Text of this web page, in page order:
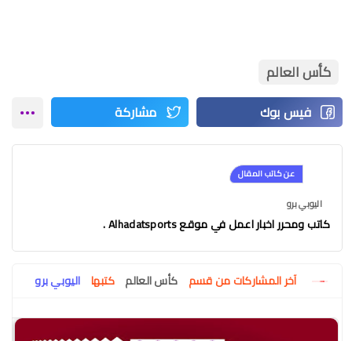
كأس العالم
عن كاتب المقال
اليوبي برو
كاتب ومحرر اخبار اعمل في موقع Alhadatsports .
آخر المشاركات من قسم كأس العالم كتبها اليوبي برو